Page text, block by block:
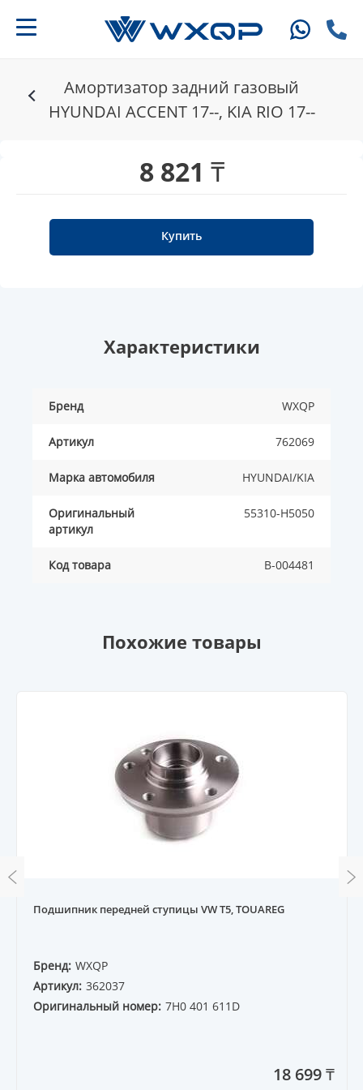
Амортизатор задний газовый
HYUNDAI ACCENT 17--, KIA RIO 17--
8 821 ₸
Купить
Характеристики
Бренд WXQP
Артикул 762069
Марка автомобиля HYUNDAI/KIA
Оригинальный
артикул
55310-H5050
Код товара B-004481
Похожие товары
Подшипник передней ступицы VW T5, TOUAREG
Бренд: WXQP
Артикул: 362037
Оригинальный номер: 7H0 401 611D
18 699 ₸